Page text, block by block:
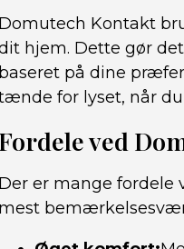
Domutech Kontakt
hjem. Dette gør
baseret på dine
for lyset, når
Fordele ved
Der er mange fordele
mest